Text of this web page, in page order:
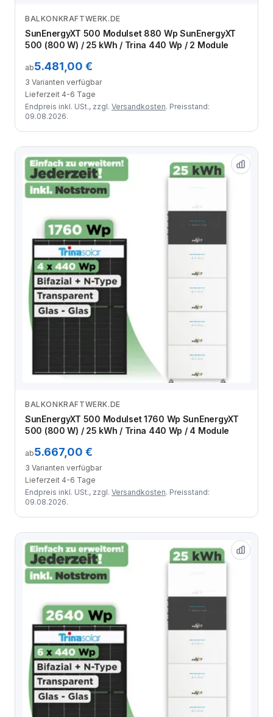
Zum Angebot
BALKONKRAFTWERK.DE
SunEnergyXT 500 Modulset 880 Wp SunEnergyXT
500 (800 W) / 25 kWh / Trina 440 Wp / 2 Module
ab5.481,00 €
3 Varianten verfügbar
Lieferzeit 4-6 Tage
Endpreis inkl. USt., zzgl. Versandkosten. Preisstand:
09.08.2026.
Zum Angebot
BALKONKRAFTWERK.DE
SunEnergyXT 500 Modulset 1760 Wp SunEnergyXT
500 (800 W) / 25 kWh / Trina 440 Wp / 4 Module
ab5.667,00 €
3 Varianten verfügbar
Lieferzeit 4-6 Tage
Endpreis inkl. USt., zzgl. Versandkosten. Preisstand:
09.08.2026.